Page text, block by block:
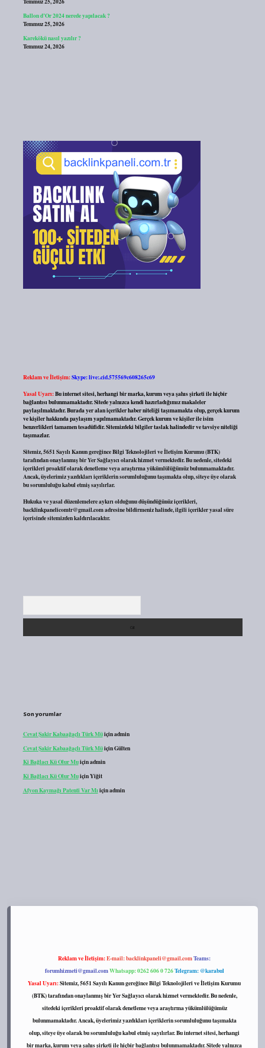
Ballon d’Or 2024 nerede yapılacak ?
Temmuz 25, 2026
Karekökü nasıl yazılır ?
Temmuz 24, 2026
Reklam ve İletişim:Skype: live:.cid.575569c608265c69
Yasal Uyarı:Bu internet sitesi, herhangi bir marka, kurum veya şahıs şirketi ile hiçbir
bağlantısı bulunmamaktadır. Sitede yalnızca kendi hazırladığımız makaleler
paylaşılmaktadır. Burada yer alan içerikler haber niteliği taşımamakta olup, gerçek kurum
ve kişiler hakkında paylaşım yapılmamaktadır. Gerçek kurum ve kişiler ile isim
benzerlikleri tamamen tesadüfidir. Sitemizdeki bilgiler taslak halindedir ve tavsiye niteliği
taşımazlar.
Sitemiz, 5651 Sayılı Kanun gereğince Bilgi Teknolojileri ve İletişim Kurumu (BTK)
tarafından onaylanmış bir Yer Sağlayıcı olarak hizmet vermektedir. Bu nedenle, sitedeki
içerikleri proaktif olarak denetleme veya araştırma yükümlülüğümüz bulunmamaktadır.
Ancak, üyelerimiz yazdıkları içeriklerin sorumluluğunu taşımakta olup, siteye üye olarak
bu sorumluluğu kabul etmiş sayılırlar.
Hukuka ve yasal düzenlemelere aykırı olduğunu düşündüğünüz içerikleri,
backlinkpanelicomtr@gmail.comadresine bildirmeniz halinde, ilgili içerikler yasal süre
içerisinde sitemizden kaldırılacaktır.
Son yorumlar
Cevat Şakir Kabaağaçlı Türk Müiçinadmin
Cevat Şakir Kabaağaçlı Türk MüiçinGülten
Ki Bağlacı Kü Olur Muiçinadmin
Ki Bağlacı Kü Olur MuiçinYiğit
Afyon Kaymağı Patenti Var Mı içinadmin
Reklam ve İletişim:E-mail:backlinkpaneli@gmail.comTeams:
forumhizmeti@gmail.comWhatsapp: 0262 606 0 726Telegram: @karabul
Yasal Uyarı:Sitemiz, 5651 Sayılı Kanun gereğince Bilgi Teknolojileri ve İletişim Kurumu
(BTK) tarafından onaylanmış bir Yer Sağlayıcı olarak hizmet vermektedir. Bu nedenle,
sitedeki içerikleri proaktif olarak denetleme veya araştırma yükümlülüğümüz
bulunmamaktadır. Ancak, üyelerimiz yazdıkları içeriklerin sorumluluğunu taşımakta
olup, siteye üye olarak bu sorumluluğu kabul etmiş sayılırlar. Bu internet sitesi, herhangi
bir marka, kurum veya şahıs şirketi ile hiçbir bağlantısı bulunmamaktadır. Sitede yalnızca